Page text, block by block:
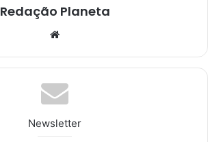
Redação Planeta
te
Newsletter